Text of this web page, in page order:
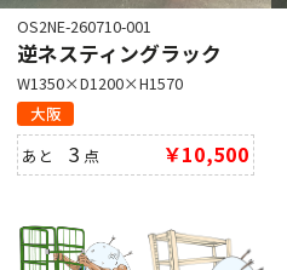
OS2NE-260710-001
逆ネスティングラック
W1350×D1200×H1570
大阪
あと3 点 ￥10,500